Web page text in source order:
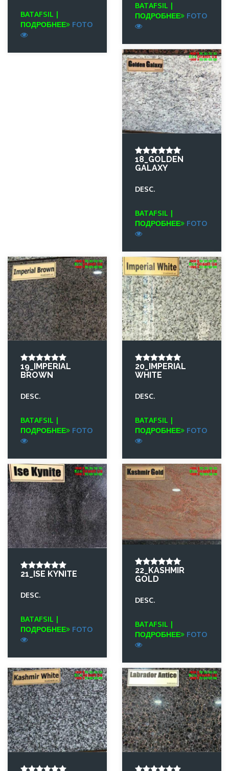
BATAFSIL |
ПОДРОБНЕЕ
FOTO
BATAFSIL |
ПОДРОБНЕЕ
FOTO
18_GOLDEN
GALAXY
DESC.
BATAFSIL |
ПОДРОБНЕЕ
FOTO
19_IMPERIAL
BROWN
DESC.
BATAFSIL |
ПОДРОБНЕЕ
FOTO
20_IMPERIAL
WHITE
DESC.
BATAFSIL |
ПОДРОБНЕЕ
FOTO
21_ISE KYNITE
DESC.
BATAFSIL |
ПОДРОБНЕЕ
FOTO
22_KASHMIR
GOLD
DESC.
BATAFSIL |
ПОДРОБНЕЕ
FOTO